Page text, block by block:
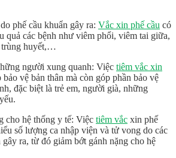
phế cầu khuẩn gây ra: Vắc xin phế cầu có
quả các bệnh như viêm phổi, viêm tai giữa,
trùng huyết,…
người xung quanh: Việc tiêm vắc xin
vệ bản thân mà còn góp phần bảo vệ
đặc biệt là trẻ em, người già, những
cho hệ thống y tế: Việc tiêm vắc xin phế
số lượng ca nhập viện và tử vong do các
ra, từ đó giảm bớt gánh nặng cho hệ